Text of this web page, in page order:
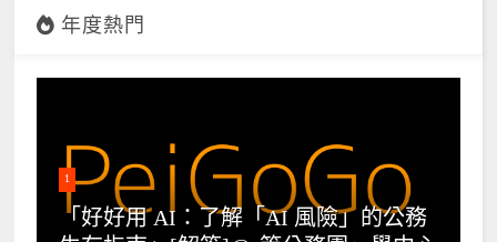
年度熱門
1
「好好用 AI：了解「AI 風險」的公務